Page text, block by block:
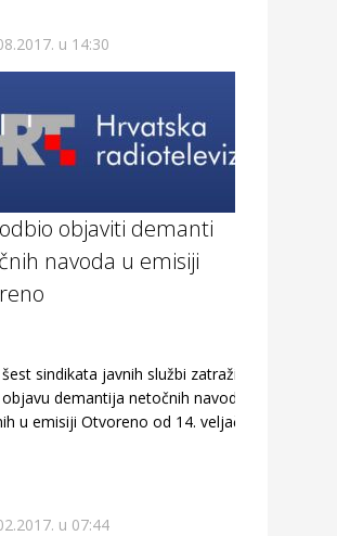
u 14:30
objaviti demanti
navoda u emisiji
sindikata javnih službi zatražili su od
demantija netočnih navoda
u emisiji Otvoreno od 14. veljače
u 07:44